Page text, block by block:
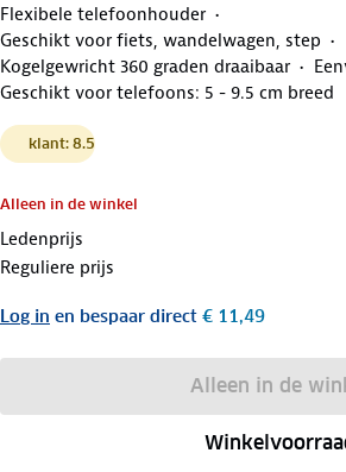
Flexibele telefoonhouder
Geschikt voor fiets, wandelwagen, step
Kogelgewricht 360 graden draaibaar
Geschikt voor telefoons: 5 - 9.5 cm breed
klant: 8.5
Alleen in de winkel
Ledenprijs
Reguliere prijs
Log in en bespaar direct € 11,49
Alleen in de